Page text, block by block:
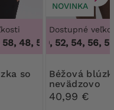
,48, 50, 52, 54, 56, 58
NOVINKA
Dostupné
48, 50, 52, 54, 56, 58,
Béžová blúzka s
nevädzovo
modrými a
oranžovými
40,99 €